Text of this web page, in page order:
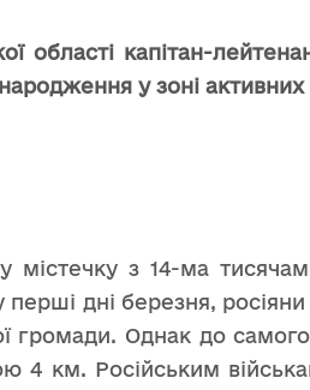
області капітан-
у зоні активних
з 14-ма
дні березня, росіяни
громади. Однак до
км. Російським